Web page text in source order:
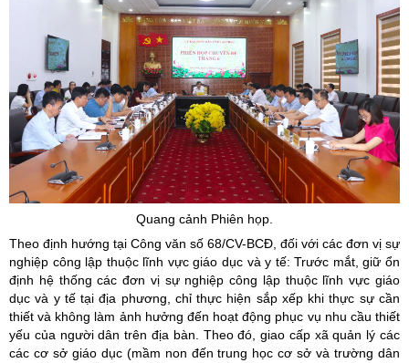
Quang cảnh Phiên họp.
Theo định hướng tại Công văn số 68/CV-BCĐ, đối với các đơn vị sự
nghiệp công lập thuộc lĩnh vực giáo dục và y tế: Trước mắt, giữ ổn
định hệ thống các đơn vị sự nghiệp công lập thuộc lĩnh vực giáo
dục và y tế tại địa phương, chỉ thực hiện sắp xếp khi thực sự cần
thiết và không làm ảnh hưởng đến hoạt động phục vụ nhu cầu thiết
yếu của người dân trên địa bàn. Theo đó, giao cấp xã quản lý các
các cơ sở giáo dục (mầm non đến trung học cơ sở và trường dân